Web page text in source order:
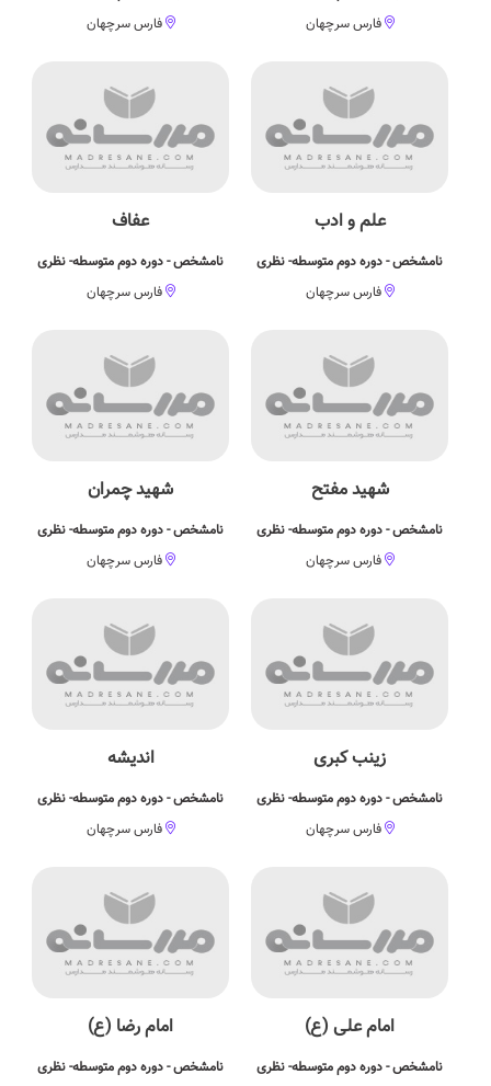
فارس سرچهان
فارس سرچهان
علم و ادب
نامشخص - دوره دوم متوسطه- نظری
فارس سرچهان
عفاف
نامشخص - دوره دوم متوسطه- نظری
فارس سرچهان
شهيد مفتح
نامشخص - دوره دوم متوسطه- نظری
فارس سرچهان
شهید چمران
نامشخص - دوره دوم متوسطه- نظری
فارس سرچهان
زینب کبری
نامشخص - دوره دوم متوسطه- نظری
فارس سرچهان
اندیشه
نامشخص - دوره دوم متوسطه- نظری
فارس سرچهان
امام علی (ع)
نامشخص - دوره دوم متوسطه- نظری
امام رضا (ع)
نامشخص - دوره دوم متوسطه- نظری